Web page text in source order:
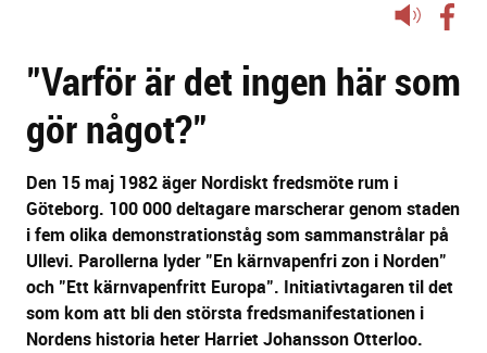
Lyssna
text
"Varför är det ingen här som
gör något?"
Den 15 maj 1982 äger Nordiskt fredsmöte rum i
Göteborg. 100 000 deltagare marscherar genom staden
i fem olika demonstrationståg som sammanstrålar på
Ullevi. Parollerna lyder "En kärnvapenfri zon i Norden"
och "Ett kärnvapenfritt Europa". Initiativtagaren til det
som kom att bli den största fredsmanifestationen i
Nordens historia heter Harriet Johansson Otterloo.